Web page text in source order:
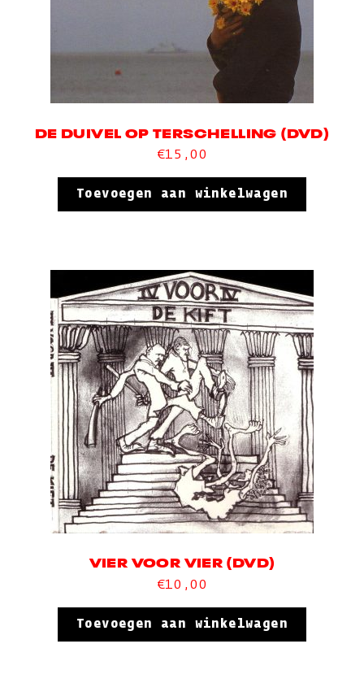
DE DUIVEL OP TERSCHELLING (DVD)
€15,00
Toevoegen aan winkelwagen
VIER VOOR VIER (DVD)
€10,00
Toevoegen aan winkelwagen